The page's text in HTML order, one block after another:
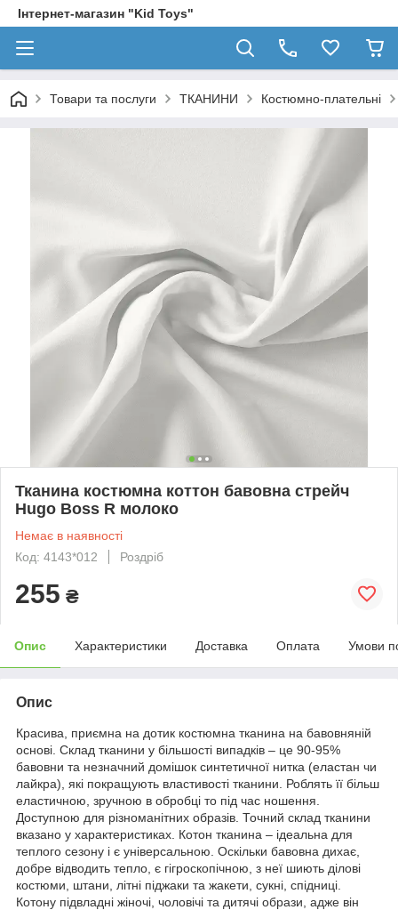
Інтернет-магазин "Kid Toys"
Товари та послуги ТКАНИНИ Костюмно-плательні
Тканина костюмна коттон бавовна стрейч
Hugo Boss R молоко
Немає в наявності
Код: 4143*012
Роздріб
255 ₴
Опис Характеристики Доставка Оплата Умови
Опис
Красива, приємна на дотик костюмна тканина на бавовняній
основі. Склад тканини у більшості випадків – це 90-95%
бавовни та незначний домішок синтетичної нитка (еластан чи
лайкра), які покращують властивості тканини. Роблять її більш
еластичною, зручною в обробці то під час ношення.
Доступною для різноманітних образів. Точний склад тканини
вказано у характеристиках. Котон тканина – ідеальна для
теплого сезону і є універсальною. Оскільки бавовна дихає,
добре відводить тепло, є гігроскопічною, з неї шиють ділові
костюми, штани, літні піджаки та жакети, сукні, спідниці.
Котону підвладні жіночі, чоловічі та дитячі образи, адже він